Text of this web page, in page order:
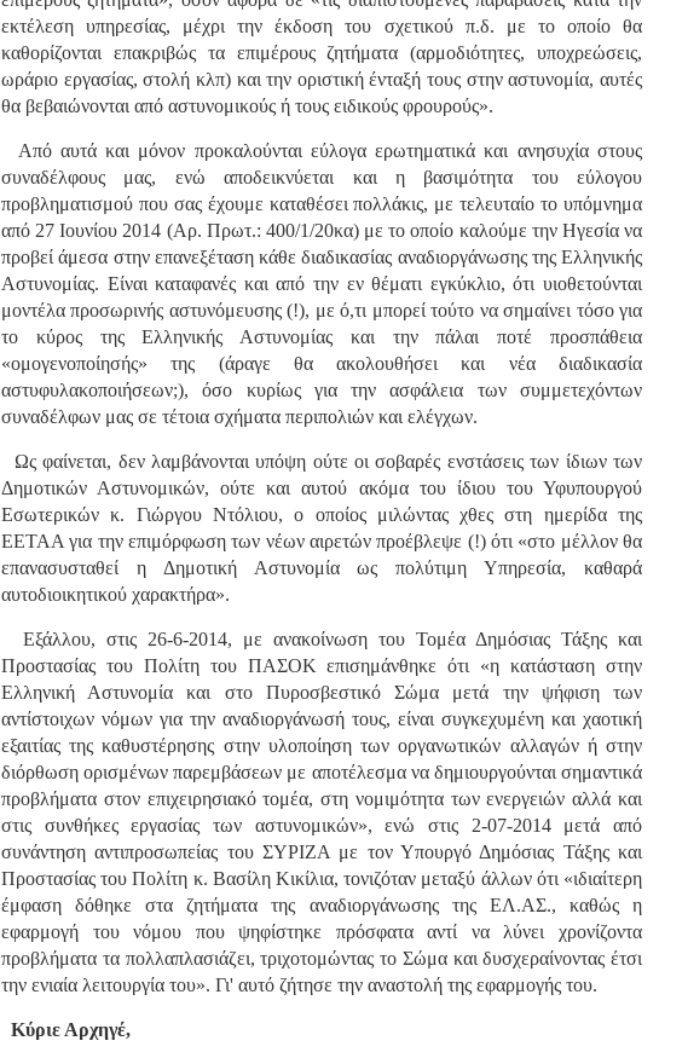
εκτέλεση υπηρεσίας, μέχρι την έκδοση του σχετικού π.δ. με το οποίο θα
καθορίζονται επακριβώς τα επιμέρους ζητήματα (αρμοδιότητες, υποχρεώσεις,
ωράριο εργασίας, στολή κλπ) και την οριστική ένταξή τους στην αστυνομία, αυτές
θα βεβαιώνονται από αστυνομικούς ή τους ειδικούς φρουρούς».
Από αυτά και μόνον προκαλούνται εύλογα ερωτηματικά και ανησυχία στους
συναδέλφους μας, ενώ αποδεικνύεται και η βασιμότητα του εύλογου
προβληματισμού που σας έχουμε καταθέσει πολλάκις, με τελευταίο το υπόμνημα
από 27 Ιουνίου 2014 (Αρ. Πρωτ.: 400/1/20κα) με το οποίο καλούμε την Ηγεσία να
προβεί άμεσα στην επανεξέταση κάθε διαδικασίας αναδιοργάνωσης της Ελληνικής
Αστυνομίας. Είναι καταφανές και από την εν θέματι εγκύκλιο, ότι υιοθετούνται
μοντέλα προσωρινής αστυνόμευσης (!), με ό,τι μπορεί τούτο να σημαίνει τόσο για
το κύρος της Ελληνικής Αστυνομίας και την πάλαι ποτέ προσπάθεια
«ομογενοποίησής» της (άραγε θα ακολουθήσει και νέα διαδικασία
αστυφυλακοποιήσεων;), όσο κυρίως για την ασφάλεια των συμμετεχόντων
συναδέλφων μας σε τέτοια σχήματα περιπολιών και ελέγχων.
Ως φαίνεται, δεν λαμβάνονται υπόψη ούτε οι σοβαρές ενστάσεις των ίδιων των
Δημοτικών Αστυνομικών, ούτε και αυτού ακόμα του ίδιου του Υφυπουργού
Εσωτερικών κ. Γιώργου Ντόλιου, ο οποίος μιλώντας χθες στη ημερίδα της
ΕΕΤΑΑ για την επιμόρφωση των νέων αιρετών προέβλεψε (!) ότι «στο μέλλον θα
επανασυσταθεί η Δημοτική Αστυνομία ως πολύτιμη Υπηρεσία, καθαρά
αυτοδιοικητικού χαρακτήρα».
Εξάλλου, στις 26-6-2014, με ανακοίνωση του Τομέα Δημόσιας Τάξης και
Προστασίας του Πολίτη του ΠΑΣΟΚ επισημάνθηκε ότι «η κατάσταση στην
Ελληνική Αστυνομία και στο Πυροσβεστικό Σώμα μετά την ψήφιση των
αντίστοιχων νόμων για την αναδιοργάνωσή τους, είναι συγκεχυμένη και χαοτική
εξαιτίας της καθυστέρησης στην υλοποίηση των οργανωτικών αλλαγών ή στην
διόρθωση ορισμένων παρεμβάσεων με αποτέλεσμα να δημιουργούνται σημαντικά
προβλήματα στον επιχειρησιακό τομέα, στη νομιμότητα των ενεργειών αλλά και
στις συνθήκες εργασίας των αστυνομικών», ενώ στις 2-07-2014 μετά από
συνάντηση αντιπροσωπείας του ΣΥΡΙΖΑ με τον Υπουργό Δημόσιας Τάξης και
Προστασίας του Πολίτη κ. Βασίλη Κικίλια, τονιζόταν μεταξύ άλλων ότι «ιδιαίτερη
έμφαση δόθηκε στα ζητήματα της αναδιοργάνωσης της ΕΛ.ΑΣ., καθώς η
εφαρμογή του νόμου που ψηφίστηκε πρόσφατα αντί να λύνει χρονίζοντα
προβλήματα τα πολλαπλασιάζει, τριχοτομώντας το Σώμα και δυσχεραίνοντας έτσι
την ενιαία λειτουργία του». Γι' αυτό ζήτησε την αναστολή της εφαρμογής του.
Κύριε Αρχηγέ,
σύμφωνα με τις διατάξεις του
Ν. 4830/2021.
έντονα στην παρουσία των
ελεγκτών, με αποτέλεσμα να
δημιουργηθεί ένταση στο
σημείο.
αύξησε κατά 1,36% τις θέσεις στάθμευσης για άτομα με
αναπηρία. Δεκαεπτά εγκαταλελειμμένα οχήματα
απομακρύνθηκαν μέσα σε τρεις μήνες από τους δρόμους.
Με σταθερά βήματα και προσήλωση στο όραμα για μια πόλη
πιο ανθρώπινη, λειτουργική και δίκαιη, ο Δήμος Σερρών
επιταχύνει την υλοποίηση του Σχεδίου Βιώσιμης Αστικής
Κινητικότητας (ΣΒΑΚ).
APR
8
Δημοτική Αστυνομία Σερρών : Αυτόφορη διαδικασία
και Διοικητικό πρόστιμο 3.000€ σε πολίτη για
παράνομες κοπές δέντρων στην περιοχή Καλλιθέα
Δημοτική Αστυνομία και Τμήμα Πρασίνου του Δήμου Σερρών
μετά από καταγγελία εντόπισαν άνδρα να κόβει παράνομα
δέντρα στην Καλλιθέα
Με αποφασιστικότητα και άμεσα αντανακλαστικά
λειτούργησαν οι υπηρεσίες του Δήμου Σερρών, βάζοντας
«φρένο» σε περιστατικό καταστροφής αστικού πρασίνου.
Συγκεκριμένα, την Τρίτη 7 Απριλίου 2026, μετά από αξιοποίηση
επιχείρηση από το Τμήμα Δημοτικής Αστυνομίας σε συνεργασία
με το Τμήμα Πρασίνου του Δήμου Σερρών.
MAR
29
Εγκύκλιος ΥΠ.ΕΣ. με θέμα: «Παροχή οδηγιών
αναφορικά με το πρόγραμμα εισαγωγικής
εκπαίδευσης των διορισθέντος Δημοτικών
Αστυνομικών της προκήρυξης 1K/2024» - Στα
τμήματα δοκιμων Αστυφυλάκων Νάουσας, Γρεβενων
και Μουζακίου το 2ο μέρος της Θεωρητικής
εκπαίδευσης 4/5 - 31/5
εκπαίδευσης (θεωρητικής και πρακτικής) των νεοδιορισθέντων
Δ.Α. της προκήρυξης 1Κ/2024, προχώρησε Τμήμα Εποπτείας
ανθρωπίνου Δυναμικού Δημοτικής Αστυνομίας, της Δ/νσης
Προσωπικού Τοπ. Αυτοδιοίκησης, της Γενικής Γραμματείας
Δημόσιας Διοίκησης του Υπ. Εσωτερικών.
MAR
27
Δημοσιέυθηκε στο ΦΕΚ Β' 1682/26-03-2026 η
Απόφαση 16458 με θέμα;: «Εισαγωγική Εκπαίδευση -
Επιμόρφωση του ειδικού ένστολου προσωπικού της
δημοτικής αστυνομίας»
Δημοσιεύθηκε στο ΦΕΚ Β' 1682/26-03-2026 η Aπόφαση 16458 με
τίτλο: «Εισαγωγική Εκπαίδευση - Επιμόρφωση του ειδικού
ένστολου προσωπικού της δημοτικής αστυνομίας».